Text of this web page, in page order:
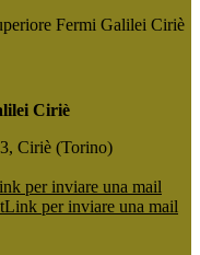
Fermi Galilei Ciriè
Ciriè
Ciriè (Torino)
per inviare una mail
Link per inviare una mail